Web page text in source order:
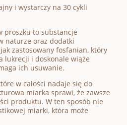
i wystarczy na 30 cykli
proszku to substancje
naturze oraz dodatki
zastosowany fosfanian, który
lukrecji i doskonale wiąże
ich usuwanie.
w całości nadaje się do
miarka sprawi, że zawsze
produktu. W ten sposób nie
miarki, która może